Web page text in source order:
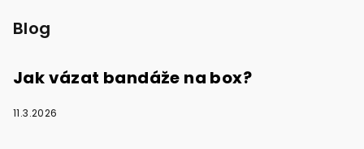
Blog
Jak vázat bandáže na box?
11.3.2026